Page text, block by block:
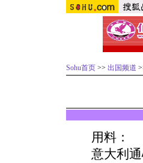
Sohu首页 >> 出国频道
用料：
意大利通心